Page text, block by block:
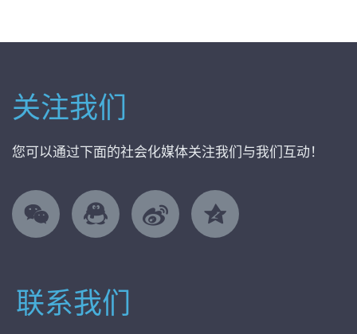
关注我们
您可以通过下面的社会化媒体关注我们与我们互动！
联系我们